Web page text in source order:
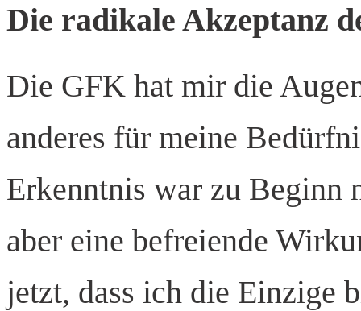
Die radikale Akzeptanz
Die GFK hat mir die
anderes für meine
Erkenntnis war zu Beginn
aber eine befreiende
jetzt, dass ich die Einzige